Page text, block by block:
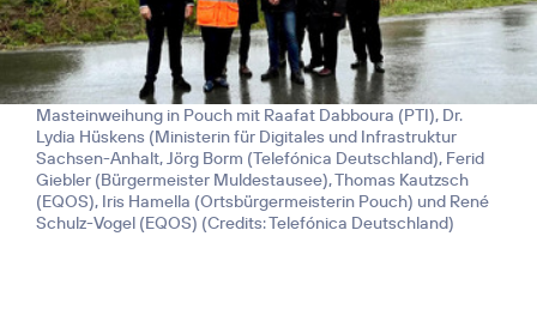
Masteinweihung in Pouch mit Raafat Dabboura (PTI), Dr.
Lydia Hüskens (Ministerin für Digitales und Infrastruktur
Sachsen-Anhalt, Jörg Borm (Telefónica Deutschland), Ferid
Giebler (Bürgermeister Muldestausee), Thomas Kautzsch
(EQOS), Iris Hamella (Ortsbürgermeisterin Pouch) und René
Schulz-Vogel (EQOS) (Credits: Telefónica Deutschland)